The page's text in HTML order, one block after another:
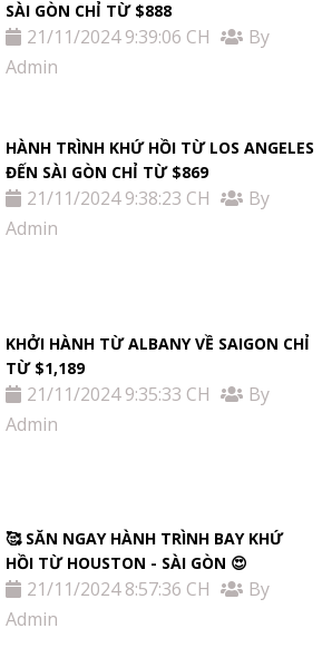
SÀI GÒN CHỈ TỪ $888
21/11/2024 9:39:06 CH
By
Admin
HÀNH TRÌNH KHỨ HỒI TỪ LOS ANGELES
ĐẾN SÀI GÒN CHỈ TỪ $869
21/11/2024 9:38:23 CH
By
Admin
KHỞI HÀNH TỪ ALBANY VỀ SAIGON CHỈ
TỪ $1,189
21/11/2024 9:35:33 CH
By
Admin
🥰 SĂN NGAY HÀNH TRÌNH BAY KHỨ
HỒI TỪ HOUSTON - SÀI GÒN 😍
21/11/2024 8:57:36 CH
By
Admin